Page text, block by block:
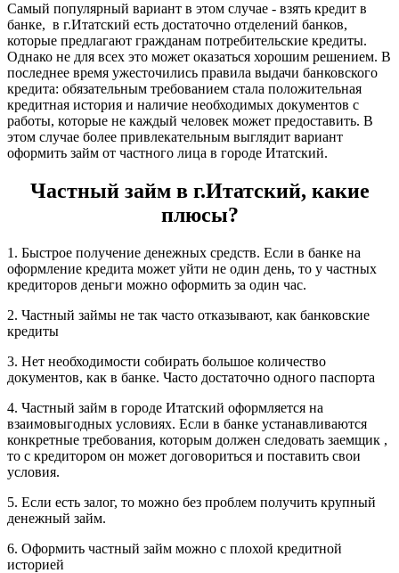
Самый популярный вариант в этом случае - взять кредит в
банке, в г.Итатский есть достаточно отделений банков,
которые предлагают гражданам потребительские кредиты.
Однако не для всех это может оказаться хорошим решением. В
последнее время ужесточились правила выдачи банковского
кредита: обязательным требованием стала положительная
кредитная история и наличие необходимых документов с
работы, которые не каждый человек может предоставить. В
этом случае более привлекательным выглядит вариант
оформить займ от частного лица в городе Итатский.
Частный займ в г.Итатский, какие
плюсы?
1. Быстрое получение денежных средств. Если в банке на
оформление кредита может уйти не один день, то у частных
кредиторов деньги можно оформить за один час.
2. Частный займы не так часто отказывают, как банковские
кредиты
3. Нет необходимости собирать большое количество
документов, как в банке. Часто достаточно одного паспорта
4. Частный займ в городе Итатский оформляется на
взаимовыгодных условиях. Если в банке устанавливаются
конкретные требования, которым должен следовать заемщик ,
то с кредитором он может договориться и поставить свои
условия.
5. Если есть залог, то можно без проблем получить крупный
денежный займ.
6. Оформить частный займ можно с плохой кредитной
историей